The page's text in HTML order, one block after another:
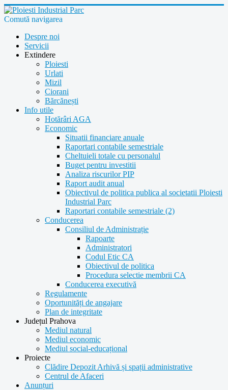
Comută navigarea
Despre noi
Servicii
Extindere
Ploiesti
Urlati
Mizil
Ciorani
Bărcănești
Info utile
Hotărâri AGA
Economic
Situatii financiare anuale
Raportari contabile semestriale
Cheltuieli totale cu personalul
Buget pentru investitii
Analiza riscurilor PIP
Raport audit anual
Obiectivul de politica publica al societatii Ploiesti
Industrial Parc
Raportari contabile semestriale (2)
Conducerea
Consiliul de Administrație
Rapoarte
Administratori
Codul Etic CA
Obiectivul de politica
Procedura selectie membrii CA
Conducerea executivă
Regulamente
Oportunități de angajare
Plan de integritate
Județul Prahova
Mediul natural
Mediul economic
Mediul social-educațional
Proiecte
Clădire Depozit Arhivă și spații administrative
Centrul de Afaceri
Anunțuri